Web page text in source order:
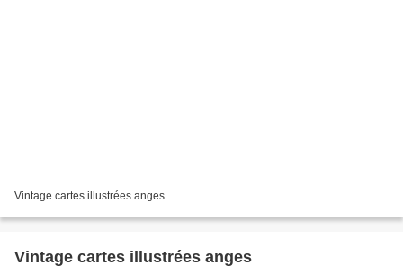
Vintage cartes illustrées anges
Vintage cartes illustrées anges